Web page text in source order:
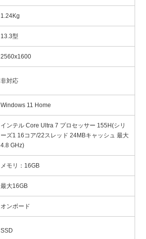
1.24Kg
13.3型
2560x1600
非対応
Windows 11 Home
インテル Core Ultra 7 プロセッサー 155H(シリ
ーズ1 16コア/22スレッド 24MBキャッシュ 最大
4.8 GHz)
メモリ：16GB
最大16GB
オンボード
SSD